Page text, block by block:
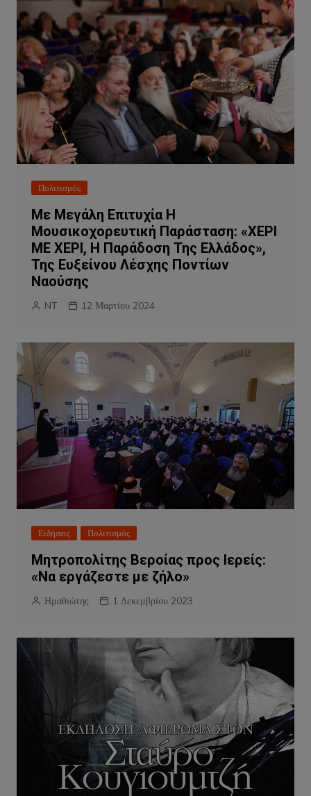
Πολιτισμός
Με Μεγάλη Επιτυχία Η
Μουσικοχορευτική Παράσταση: «ΧΕΡΙ
ΜΕ ΧΕΡΙ, Η Παράδοση Της Ελλάδoς»,
Της Ευξείνου Λέσχης Ποντίων
Ναούσης
NT 12 Μαρτίου 2024
Ειδήσεις Πολιτισμός
Μητροπολίτης Βεροίας προς Ιερείς:
«Να εργάζεστε με ζήλο»
Ημαθιώτης 1 Δεκεμβρίου 2023